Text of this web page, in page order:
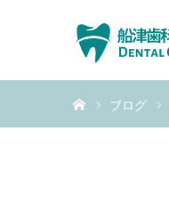
ブログ